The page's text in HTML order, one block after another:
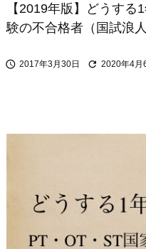
【2019年版】どうす
験の不合格者（国試浪
 2017年3月30日  2020年4月